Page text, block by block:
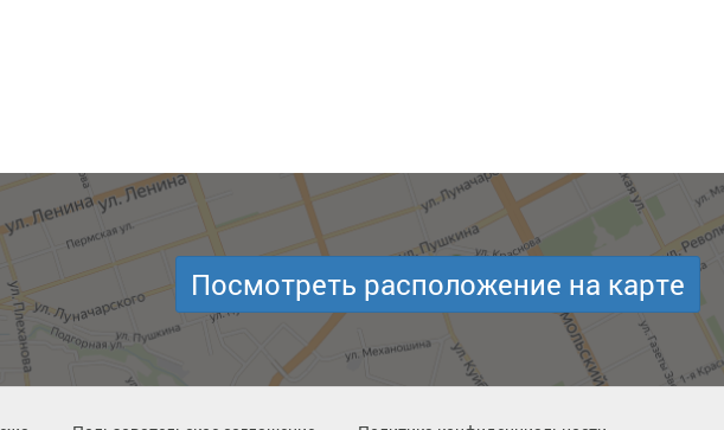
Посмотреть расположение на карте